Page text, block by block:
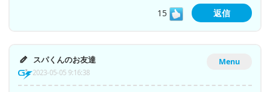
15
返信
Menu
スパくんのお友達
2023-05-05 9:16:38